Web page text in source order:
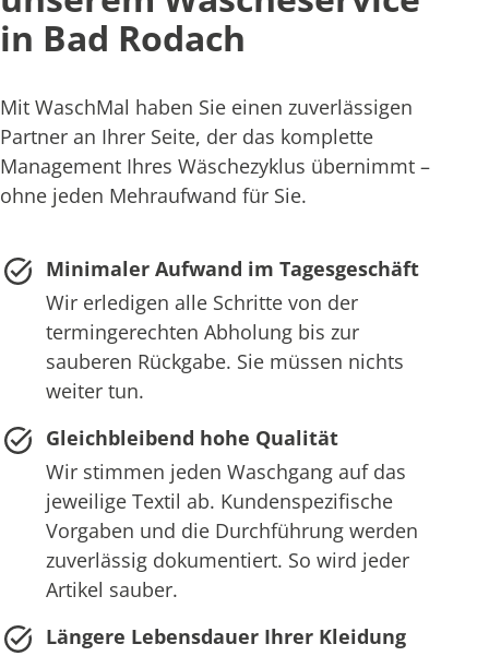
in Bad Rodach
Mit WaschMal haben Sie einen zuverlässigen
Partner an Ihrer Seite, der das komplette
Management Ihres Wäschezyklus übernimmt –
ohne jeden Mehraufwand für Sie.
Minimaler Aufwand im Tagesgeschäft
Wir erledigen alle Schritte von der
termingerechten Abholung bis zur
sauberen Rückgabe. Sie müssen nichts
weiter tun.
Gleichbleibend hohe Qualität
Wir stimmen jeden Waschgang auf das
jeweilige Textil ab. Kundenspezifische
Vorgaben und die Durchführung werden
zuverlässig dokumentiert. So wird jeder
Artikel sauber.
Längere Lebensdauer Ihrer Kleidung